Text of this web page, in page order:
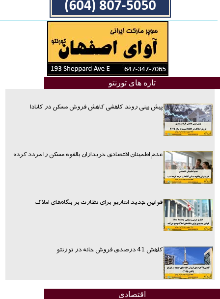
تازه های تورنتو
پیش بینی روند کاهشی کاهش فروش مسکن در کانادا
عدم اطمینان اقتصادی خریداران بالقوه مسکن را مردد کرده
قوانین جدید انتاریو برای نظارت بر بنگاه‌های املاک
کاهش 41 درصدی فروش خانه در تورنتو
اقتصادی